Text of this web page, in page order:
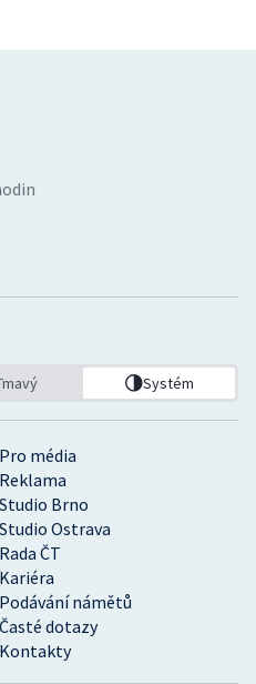
Pro média
Reklama
Studio Brno
Studio Ostrava
Rada ČT
Kariéra
Podávání námětů
Časté dotazy
Kontakty
Systém